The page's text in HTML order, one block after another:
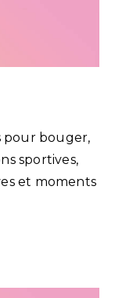
pour bouger,
sportives,
et moments